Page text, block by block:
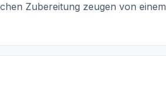
Zubereitung zeugen von einem